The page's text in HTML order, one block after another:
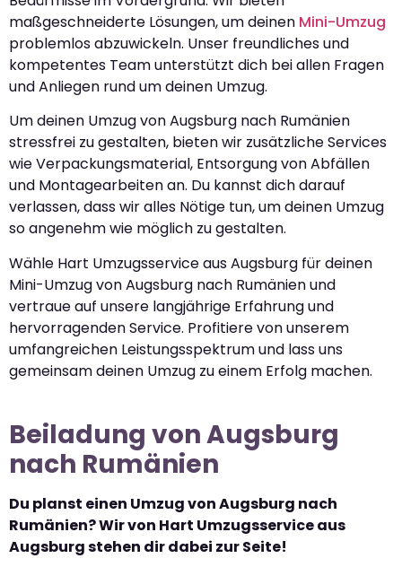
maßgeschneiderte Lösungen, um deinen Mini-Umzug
problemlos abzuwickeln. Unser freundliches und
kompetentes Team unterstützt dich bei allen Fragen
und Anliegen rund um deinen Umzug.
Um deinen Umzug von Augsburg nach Rumänien
stressfrei zu gestalten, bieten wir zusätzliche Services
wie Verpackungsmaterial, Entsorgung von Abfällen
und Montagearbeiten an. Du kannst dich darauf
verlassen, dass wir alles Nötige tun, um deinen Umzug
so angenehm wie möglich zu gestalten.
Wähle Hart Umzugsservice aus Augsburg für deinen
Mini-Umzug von Augsburg nach Rumänien und
vertraue auf unsere langjährige Erfahrung und
hervorragenden Service. Profitiere von unserem
umfangreichen Leistungsspektrum und lass uns
gemeinsam deinen Umzug zu einem Erfolg machen.
Beiladung von Augsburg
nach Rumänien
Du planst einen Umzug von Augsburg nach
Rumänien? Wir von Hart Umzugsservice aus
Augsburg stehen dir dabei zur Seite!